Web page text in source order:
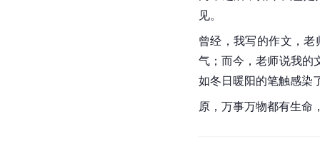
见。
曾经，我写的作文，
气；而今，老师说我的
如冬日暖阳的笔触感染
原，万事万物都有生命